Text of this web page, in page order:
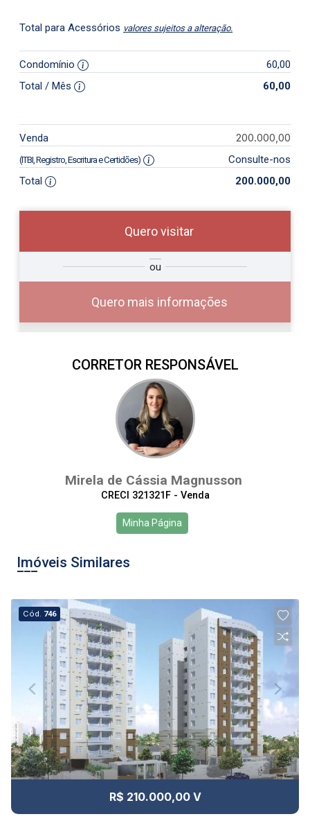
Total para Acessórios valores sujeitos a alteração.
Condomínio
60,00
Total / Mês
60,00
Venda 200.000,00
(ITBI, Registro, Escritura e Certidões)
Consulte-nos
Total
200.000,00
Quero visitar
ou
Quero mais informações
Qual o melhor dia e horário para
você?
10
Aug/Tue
Aug/Thu
14
Aug/Fri
17
Aug/Mon
18
08:00
10:00
11:00
12:00
13:00
14:00
Continuar
CORRETOR RESPONSÁVEL
Mirela de Cássia Magnusson
CRECI 321321F - Venda
Minha Página
Imóveis Similares
Cód. 746
R$ 210.000,00 V